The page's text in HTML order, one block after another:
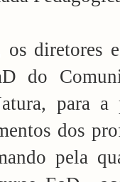
diretores
do
para
dos
pela